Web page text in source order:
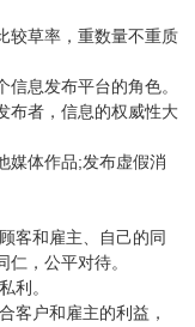
草率，重数量不重质
息发布平台的角色。
者，信息的权威性大
体作品;发布虚假消
和雇主、自己的同
，公平对待。
利。
户和雇主的利益，